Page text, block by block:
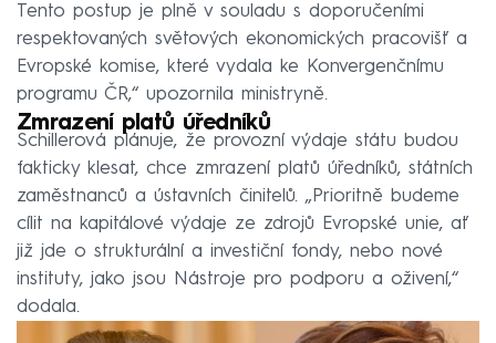
Tento postup je plně v souladu s doporučeními
respektovaných světových ekonomických pracovišť a
Evropské komise, které vydala ke Konvergenčnímu
programu ČR,“ upozornila ministryně.
Zmrazení platů úředníků
Schillerová plánuje, že provozní výdaje státu budou
fakticky klesat, chce zmrazení platů úředníků, státních
zaměstnanců a ústavních činitelů. „Prioritně budeme
cílit na kapitálové výdaje ze zdrojů Evropské unie, ať
již jde o strukturální a investiční fondy, nebo nové
instituty, jako jsou Nástroje pro podporu a oživení,“
dodala.